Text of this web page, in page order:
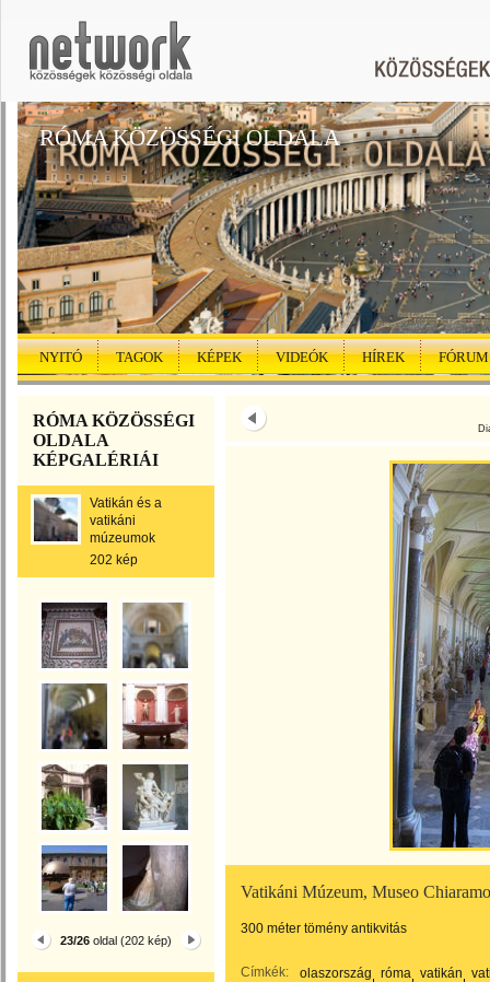
RÓMA KÖZÖSSÉGI OLDALA
NYITÓ TAGOK KÉPEK VIDEÓK HÍREK FÓRUM
RÓMA KÖZÖSSÉGI
OLDALA
KÉPGALÉRIÁI
Vatikán és a
vatikáni
múzeumok
202 kép
23/26 oldal (202 kép)
Vatikáni Múzeum, Museo
300 méter tömény antikvitás
Címkék: olaszország róma vatikán